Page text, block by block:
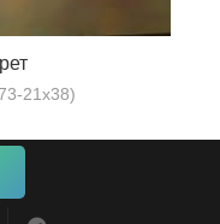
21х38)